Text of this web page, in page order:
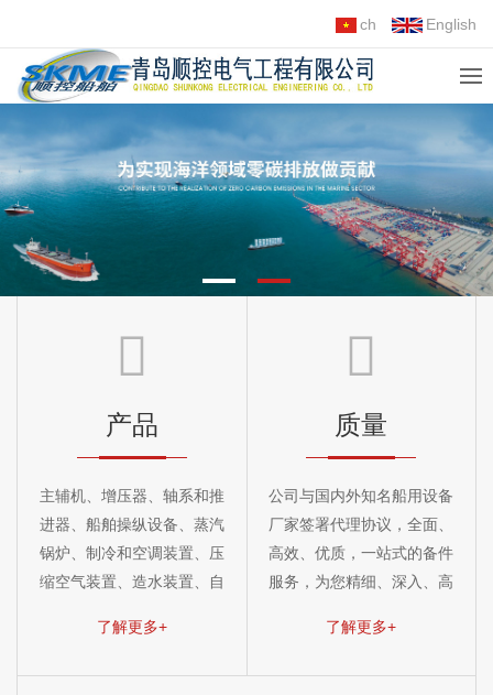
ch English
产品
主辅机、增压器、轴系和推
进器、船舶操纵设备、蒸汽
锅炉、制冷和空调装置、压
缩空气装置、造水装置、自
了解更多+
质量
公司与国内外知名船用设备
厂家签署代理协议，全面、
高效、优质，一站式的备件
服务，为您精细、深入、高
了解更多+